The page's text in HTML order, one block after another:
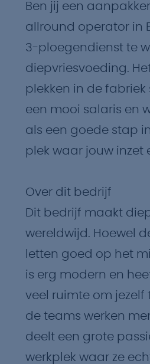
Ben jij een
allround operator in
3-ploegendienst te
diepvriesvoeding.
plekken in de
een mooi salaris en
als een goede stap
plek waar jouw inzet
Over dit bedrijf
Dit bedrijf maakt
wereldwijd. Hoewel
letten goed op het
is erg modern en
veel ruimte om jezelf
de teams werken
deelt een grote
werkplek waar ze